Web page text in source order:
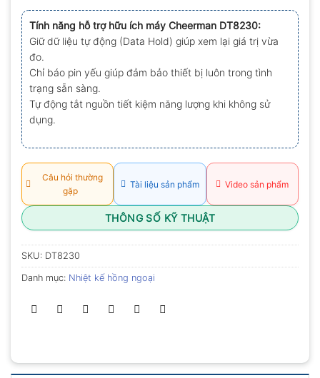
xếp
hạng
0.0
5
sao
Tính năng hỗ trợ hữu ích máy Cheerman DT8230:
Giữ dữ liệu tự động (Data Hold) giúp xem lại giá trị vừa
đo.
Chỉ báo pin yếu giúp đảm bảo thiết bị luôn trong tình
trạng sẵn sàng.
Tự động tắt nguồn tiết kiệm năng lượng khi không sử
dụng.
Câu hỏi thường
gặp
Tài liệu sản phẩm Video sản phẩm
THÔNG SỐ KỸ THUẬT
SKU: DT8230
Danh mục: Nhiệt kế hồng ngoại